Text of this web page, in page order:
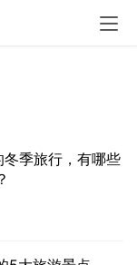
季旅行，有哪些